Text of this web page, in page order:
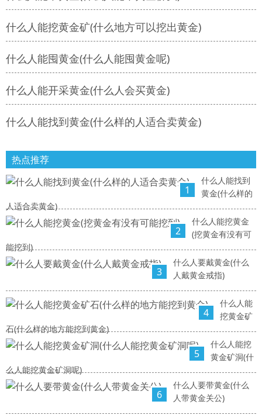
什么人能挖黄金矿(什么地方可以挖出黄金)
什么人能囤黄金(什么人能囤黄金呢)
什么人能开采黄金(什么人会买黄金)
什么人能找到黄金(什么样的人适合卖黄金)
热点推荐
1
什么人能找到
黄金(什么样的
人适合卖黄金)
2
什么人能挖黄金
(挖黄金有没有可
能挖到)
3
什么人要戴黄金(什么
人戴黄金戒指)
4
什么人能
挖黄金矿
石(什么样的地方能挖到黄金)
5
什么人能挖
黄金矿洞(什
么人能挖黄金矿洞呢)
6
什么人要带黄金(什么
人带黄金关公)